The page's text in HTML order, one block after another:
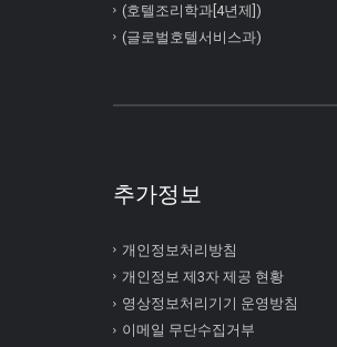
(호텔조리학과[4년제])
(글로벌호텔서비스과)
추가정보
개인정보처리방침
개인정보 제3자 제공 현황
영상정보처리기기 운영방침
이메일 무단수집거부